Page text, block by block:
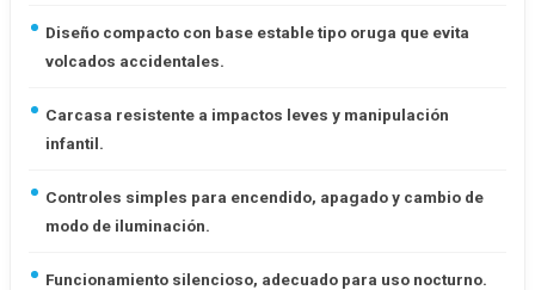
Diseño compacto con base estable tipo oruga que evita
volcados accidentales.
Carcasa resistente a impactos leves y manipulación
infantil.
Controles simples para encendido, apagado y cambio de
modo de iluminación.
Funcionamiento silencioso, adecuado para uso nocturno.